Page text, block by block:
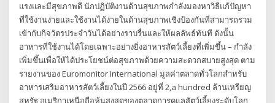
แรงและมีสุขภาพดี นักปฏิบัติงานด้านสุขภาพกำลังมองหาวิธีแก้ปัญหา
ที่ใช้งานง่ายและใช้งานได้ง่ายในด้านสุขภาพเชิงป้องกันที่สามารถรวม
เข้ากับกิจวัตรประจำวันได้อย่างราบรื่นและให้ผลลัพธ์ทันที ดังนั้น
อาหารที่ใช้งานได้โดยเฉพาะอย่างยิ่งอาหารสัตว์เลี้ยงที่เพิ่มขึ้น – กำลัง
เพิ่มขึ้นเพื่อให้ได้ประโยชน์ต่อสุขภาพด้วยความสะดวกสบายสูงสุด ตาม
รายงานของ Euromonitor International มูลค่าตลาดทั่วโลกสำหรับ
อาหารเสริมอาหารสัตว์เลี้ยงในปี 2566 อยู่ที่ 2,a hundred ล้านเหรียญ
สหรัฐ อเมริกาเหนือถือหุ้นสูงสุดของตลาดการดูแลสัตว์เลี้ยงระดับโลก